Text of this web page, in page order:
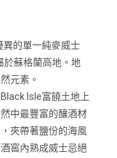
的單一純麥威士
蘇格蘭高地。地
元素。
Isle富饒土地上
中最豐富的釀酒材
夾帶著鹽份的海風
窖內熟成威士忌絕